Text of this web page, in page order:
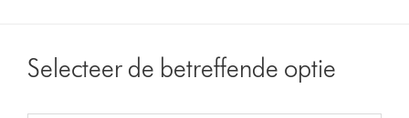
Selecteer de betreffende optie